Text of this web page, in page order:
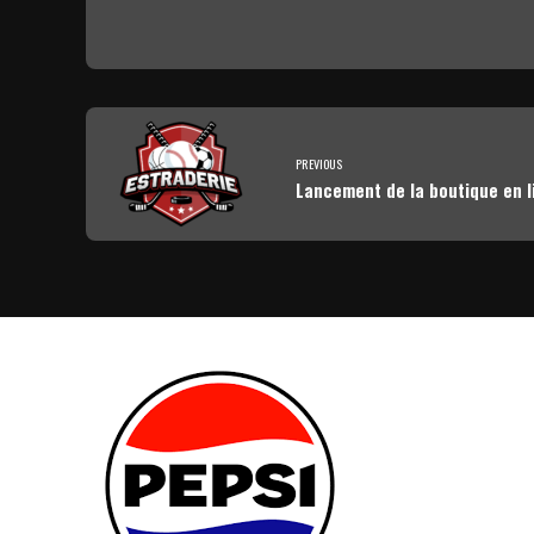
PREVIOUS
Lancement de la boutique en